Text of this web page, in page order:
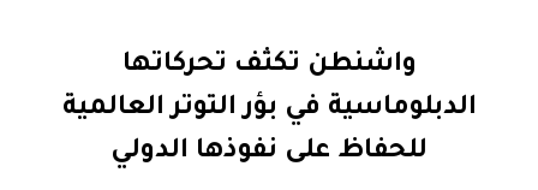
واشنطن تكثف تحركاتها
الدبلوماسية في بؤر التوتر العالمية
للحفاظ على نفوذها الدولي